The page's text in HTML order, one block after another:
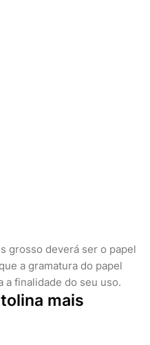
grosso deverá ser o papel
a gramatura do papel
a finalidade do seu uso.
mais